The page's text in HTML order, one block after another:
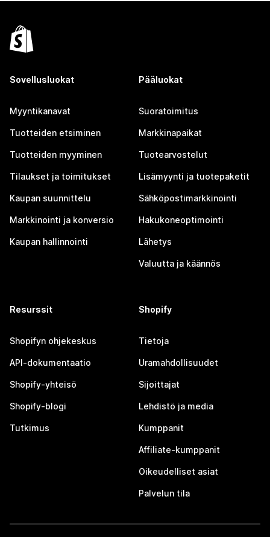
Sovellusluokat
Myyntikanavat
Tuotteiden etsiminen
Tuotteiden myyminen
Tilaukset ja toimitukset
Kaupan suunnittelu
Markkinointi ja konversio
Kaupan hallinnointi
Pääluokat
Suoratoimitus
Markkinapaikat
Tuotearvostelut
Lisämyynti ja tuotepaketit
Sähköpostimarkkinointi
Hakukoneoptimointi
Lähetys
Valuutta ja käännös
Resurssit
Shopifyn ohjekeskus
API-dokumentaatio
Shopify-yhteisö
Shopify-blogi
Tutkimus
Shopify
Tietoja
Uramahdollisuudet
Sijoittajat
Lehdistö ja media
Kumppanit
Affiliate-kumppanit
Oikeudelliset asiat
Palvelun tila